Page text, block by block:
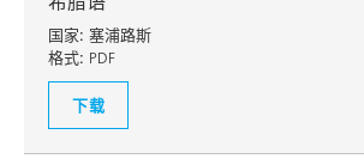
国家: 塞浦路斯
格式: PDF
下载